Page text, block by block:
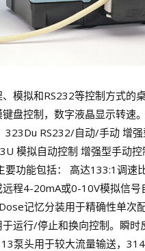
模拟和RS232等控制方式的
盘控制，数字液晶显示转速
323Du RS232/自动/手动 增
模拟自动控制 增强型手动
要功能包括： 高达133:1调速
远程4-20mA或0-10V模拟信号
记忆分装用于精确性单次
运行/停止和换向控制。瞬时
泵头用于较大流量输送，